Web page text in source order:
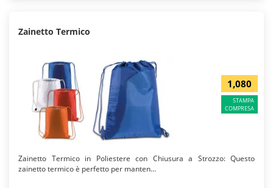
Zainetto Termico
1,080
STAMPA
COMPRESA
Zainetto Termico in Poliestere con Chiusura a Strozzo: Questo
zainetto termico è perfetto per manten...